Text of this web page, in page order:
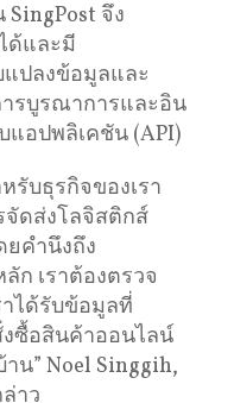
จึง
ด้และมี
ปลงข้อมูลและ
รบูรณาการและอิน
แอปพลิเคชัน (API)
รับธุรกิจของเรา
จัดส่งโลจิสติกส์
ยคำนึงถึง
ก เราต้องตรวจ
ได้รับข้อมูลที่
ซื้อสินค้าออนไลน์
น” Noel Singgih,
าว